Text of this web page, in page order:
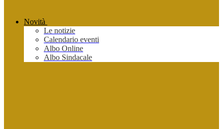
Novità
Le notizie
Calendario eventi
Albo Online
Albo Sindacale